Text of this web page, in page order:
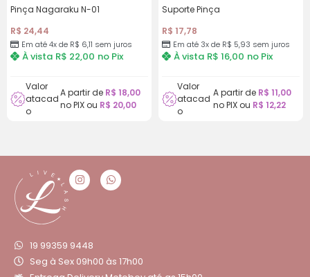
Pinça Nagaraku N-01
R$ 24,44
Em até 4x de R$ 6,11 sem juros
À vista R$ 22,00 no Pix
Valor
atacad
o
A partir de R$ 18,00
no PIX ou R$ 20,00
Suporte Pinça
R$ 17,78
Em até 3x de R$ 5,93 sem juros
À vista R$ 16,00 no Pix
Valor
atacad
o
A partir de R$ 11,00
no PIX ou R$ 12,22
19 99359 9448
Seg à Sex 09h00 às 17h00